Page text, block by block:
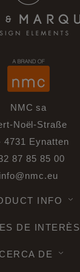
NMC sa
Noël-Straße
4731 Eynatten
87 85 85 00
info@nmc.eu
INFO
DE INTERÈS
DE